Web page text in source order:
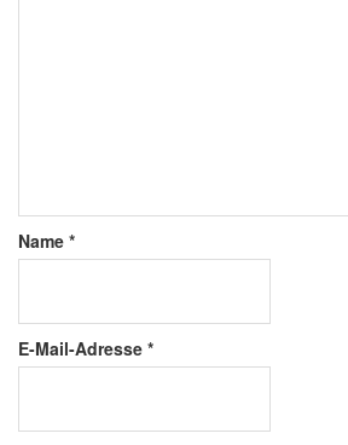
Name *
E-Mail-Adresse *